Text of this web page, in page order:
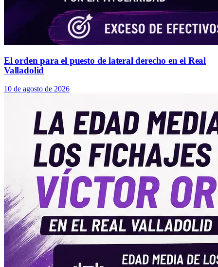
El orden para el puesto de lateral derecho en el Real
Valladolid
10 de agosto de 2026